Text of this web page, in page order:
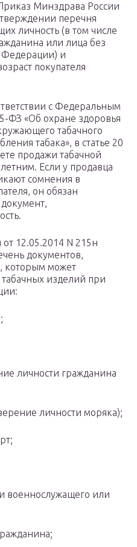
Минздрава России
перечня
личность (в том числе
или лица без
Федерации) и
покупателя
с Федеральным
ФЗ «Об охране здоровья
табачного
табака», в статье 20
продажи табачной
Если у продавца
сомнения в
он обязан
12.05.2014 N 215н
документов,
которым может
табачных изделий при
личности гражданина
личности моряка);
военнослужащего или